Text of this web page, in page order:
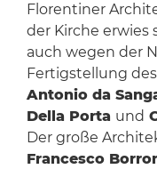
Florentiner
der Kirche erwies
auch wegen der
Fertigstellung
Antonio da
Della Porta und
Der große
Francesco